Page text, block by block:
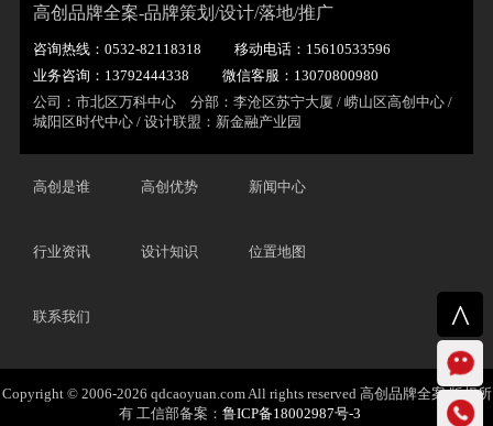
高创品牌全案-品牌策划/设计/落地/推广
咨询热线：0532-82118318
移动电话：15610533596
业务咨询：13792444338
微信客服：13070800980
公司：市北区万科中心 分部：李沧区苏宁大厦 / 崂山区高创中心 /
城阳区时代中心 / 设计联盟：新金融产业园
高创是谁 高创优势 新闻中心
行业资讯 设计知识 位置地图
联系我们
Copyright © 2006-2026 qdcaoyuan.com All rights reserved 高创品牌全案 版权所
有 工信部备案： 鲁ICP备18002987号-3
^